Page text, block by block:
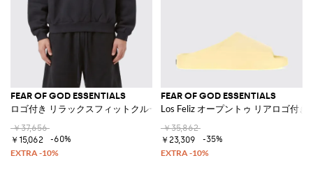
FEAR OF GOD ESSENTIALS
ロゴ付き リラックスフィットクルーネックコットンスウェットシャツ
￥37,656
￥15,062
-60%
FEAR OF GOD ESSENTIALS
Los Feliz オープントゥ リアロゴ付き
￥35,862
￥23,309
-35%